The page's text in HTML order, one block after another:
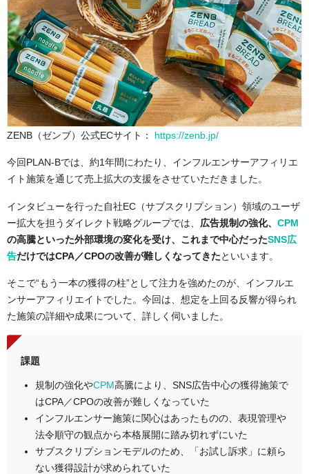
ZENB（ゼンブ）公式ECサイト： https://zenb.jp/
今回PLAN-Bでは、約1年間にわたり、インフルエンサーアフィリエ
イト施策を通じて売上拡大の支援をさせていただきました。
インタビューを行った自社EC（サブスクリプション）領域のユーザ
ー拡大を担うダイレクト戦略グループでは、 広告規制の強化、 CPM
の高騰といった外部環境の変化を受け、これまで中心だったSNS広
告だけではCPA／CPOの改善が難しくなってきたといいます。
そこで“もう一本の獲得の柱”として注力を強めたのが、インフルエ
ンサーアフィリエイトでした。今回は、想定を上回る反響が得られ
た施策の詳細や成果について、詳しく伺いました。
課題
規制の強化やCPM高騰により、SNS広告中心の獲得施策で
はCPA／CPOの改善が難しくなっていた
インフルエンサー施策に関心はあったものの、表現管理や
法令順守の観点から本格展開に踏み切れずにいた
サブスクリプションモデルのため、「お試し訴求」に頼ら
ない獲得設計が求められていた